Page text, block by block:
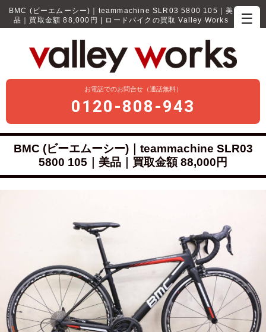
☰
BMC (ビーエムーシー)｜teammachine SLR03 5800 105｜美
品｜買取金額 88,000円 | ロードバイクの買取 Valley Works
お電話でのお問合せ（通話無料）
0120-808-943
BMC (ビーエムーシー)｜teammachine SLR03
5800 105｜美品｜買取金額 88,000円